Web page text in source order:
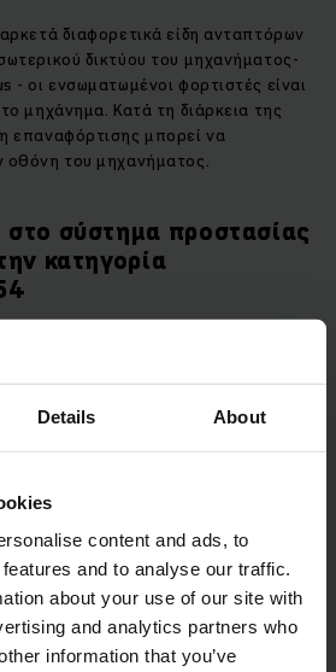
Details About
content and ads, to
and to analyse our traffic.
about your use of our site with
and analytics partners who
information that you’ve
διαφορετικά είδη ανταπτόρων
δικτύου του μηχανήματος-
- οι ενσωματωμένοι φορτιστές είναι
μηχάνημα. Κατά τη διάρκεια της
επαναφόρτισης μπορεί να
οθόνη του μηχανήματος.
σύστημα προστασίας
κατηγορία
εκκίνησης προσφέρει ασφάλεια: Εάν
όπως επίσης και τον κίνδυνο
της πρίζας ρεύματος, εξαιτίας
οι ενσωματωμένοι φορτιστές μας
με το διεθνές πρότυπο IP54
Code 54), δηλαδή είναι ανθεκτικοί
ισχύς μεταδίδεται μέσω
Tyco. Αυτό εμποδίζει τη χαλάρωση